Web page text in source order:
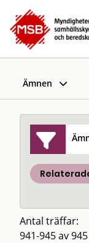
Ämnen
Antal träffar:
941-945 av 945